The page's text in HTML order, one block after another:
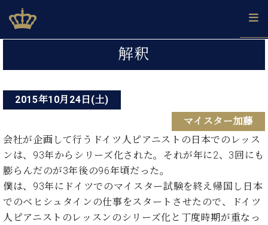
to
content
ベヒシュタインジャパン公式サイト
BECHSTEIN JAPAN Official Site
ベ
ヒ
ュ
イ
ン
コ
ン
サ
示
ピ
ア
ノ
技
ベ
シ
ュ
イ
ン
の
グ
ラ
ン
ド
ド
ツ
の
器
ベ
ヒ
シ
ュ
タ
イ
メ
マ
ガ
員
登
録
ご
案
内
ベ
シ
ュ
イ
ン
演
奏
し
た
企
情
報
採
用
情
報
ベ
解釈
2015年10月24日(土)
マイスター加藤
会社が企画して行うドイツ人ピアニストの日本でのレッス
ンは、93年からシリーズ化された。それが年に2、3回にも
膨らんだのが3年後の96年頃だった。
僕は、93年にドイツでのマイスター試験を終え帰国し日本
でのベヒシュタインの仕事をスタートさせたので、ドイツ
人ピアニストのレッスンのシリーズ化と丁度時期が重なっ
稿
ナ
ビ
ー
シ
ョ
ン